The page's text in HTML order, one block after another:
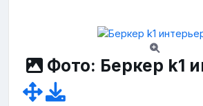
Фото: Беркер k1